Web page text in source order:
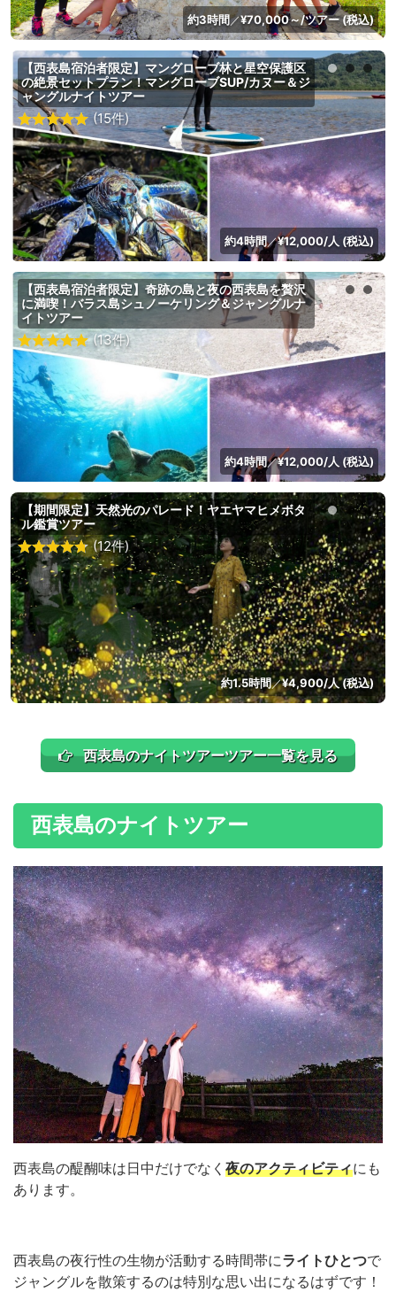
約3時間／¥70,000～/ツアー (税込)
【西表島宿泊者限定】マングローブ林と星空保護区
の絶景セットプラン！マングローブSUP/カヌー＆ジ
ャングルナイトツアー
(15件)
約4時間／¥12,000/人 (税込)
【西表島宿泊者限定】奇跡の島と夜の西表島を贅沢
に満喫！バラス島シュノーケリング＆ジャングルナ
イトツアー
(13件)
約4時間／¥12,000/人 (税込)
【期間限定】天然光のパレード！ヤエヤマヒメボタ
ル鑑賞ツアー
(12件)
約1.5時間／¥4,900/人 (税込)
西表島のナイトツアーツアー一覧を見る
西表島のナイトツアー
西表島の醍醐味は日中だけでなく 夜のアクティビティにも
あります。
西表島の夜行性の生物が活動する時間帯にライトひとつで
ジャングルを散策するのは特別な思い出になるはずです！